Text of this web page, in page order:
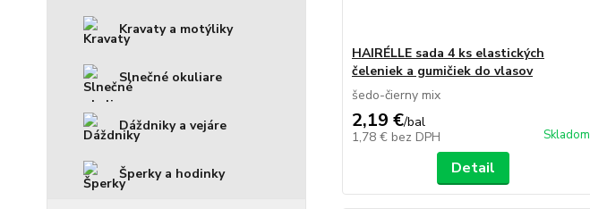
Kravaty a motýliky
Slnečné okuliare
Dáždniky a vejáre
Šperky a hodinky
HAIRÉLLE sada 4 ks elastických
čeleniek a gumičiek do vlasov
šedo-čierny mix
2,19 €/bal
1,78 € bez DPH Skladom
Detail